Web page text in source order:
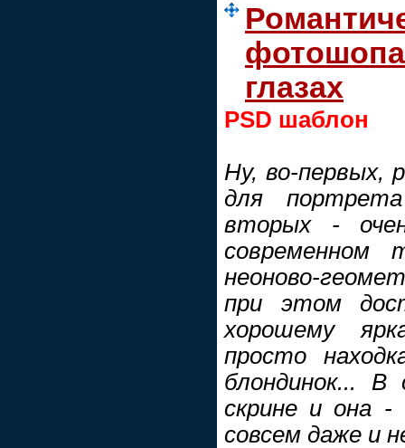
фотошопа
глазах
PSD шаблон
Ну, во-первых,
для
вторых -
неоново-
при этом
хорошему
просто
блондинок...
скрине и она -
совсем даже и